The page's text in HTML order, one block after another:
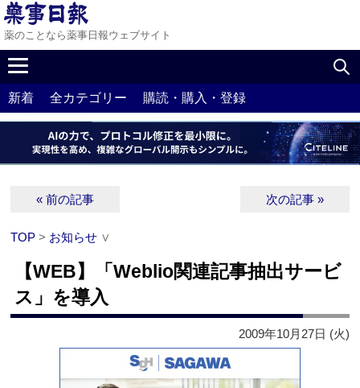
薬のことなら薬事日報ウェブサイト
新着 全カテゴリー 購読・購入・登録
« 前の記事 次の記事 »
TOP > お知らせ ∨
【WEB】「Weblio関連記事抽出サービ
ス」を導入
2009年10月27日 (火)